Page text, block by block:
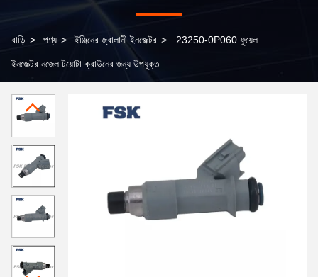
বাড়ি > পণ্য > ইঞ্জিনের জ্বালানী ইনজেক্টর > 23250-0P060 ফুয়েল
ইনজেক্টর নজেল টয়োটা ক্রাউনের জন্য উপযুক্ত